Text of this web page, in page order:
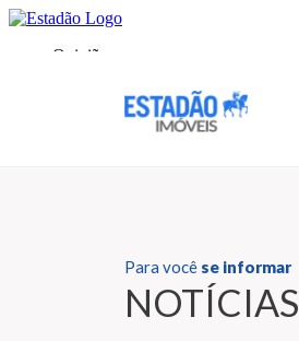
Para você se informar
NOTÍCIAS